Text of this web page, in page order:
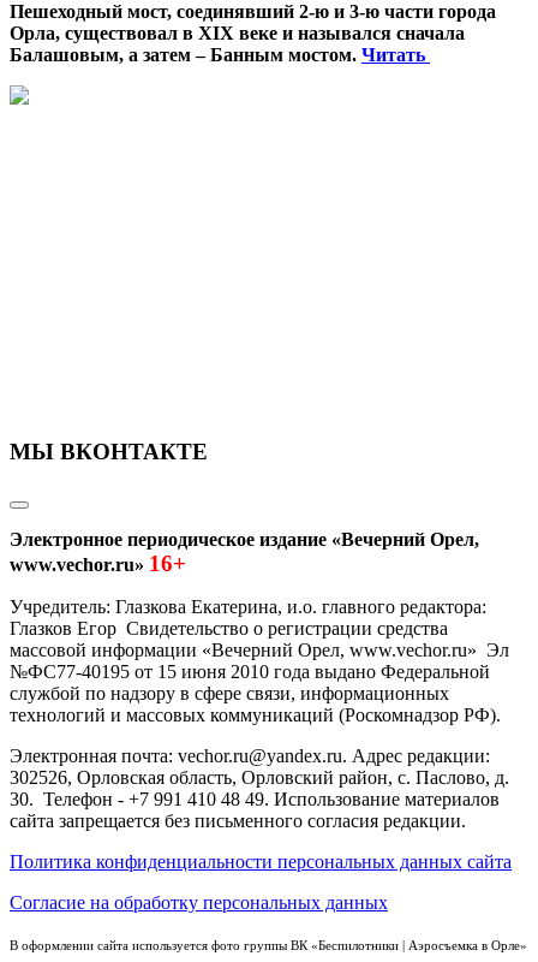
Пешеходный мост, соединявший 2-ю и 3-ю части города
Орла, существовал в XIX веке и назывался сначала
Балашовым, а затем – Банным мостом. Читать
МЫ ВКОНТАКТЕ
Электронное периодическое издание «Вечерний Орел,
www.vechor.ru» 16+
Учредитель: Глазкова Екатерина, и.о. главного редактора:
Глазков Егор Свидетельство о регистрации средства
массовой информации «Вечерний Орел, www.vechor.ru» Эл
№ФС77-40195 от 15 июня 2010 года выдано Федеральной
службой по надзору в сфере связи, информационных
технологий и массовых коммуникаций (Роскомнадзор РФ).
Электронная почта: vechor.ru@yandex.ru. Адрес редакции:
302526, Орловская область, Орловский район, с. Паслово, д.
30. Телефон - +7 991 410 48 49. Использование материалов
сайта запрещается без письменного согласия редакции.
Политика конфиденциальности персональных данных сайта
Согласие на обработку персональных данных
В оформлении сайта используется фото группы ВК «Беспилотники | Аэросъемка в Орле»